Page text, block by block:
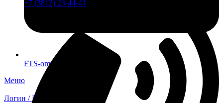
FTS-omsk@mail.ru
Меню
Логин / Регистрация
+7 (3812) 23-44-41